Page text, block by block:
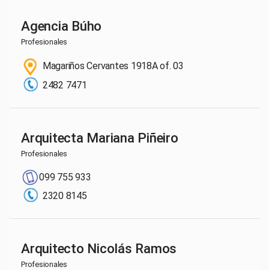
Agencia Búho
Profesionales
Magariños Cervantes 1918A of. 03
2482 7471
Arquitecta Mariana Piñeiro
Profesionales
099 755 933
2320 8145
Arquitecto Nicolás Ramos
Profesionales